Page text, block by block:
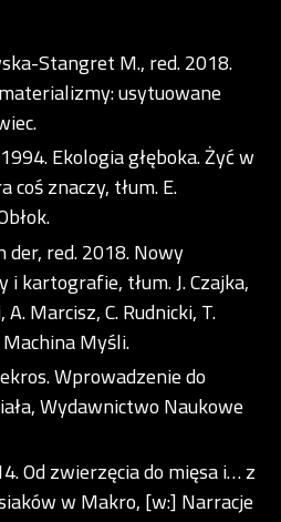
Stangret M., red. 2018.
usytuowane
Ekologia głęboka. Żyć w
znaczy, tłum. E.
der, red. 2018. Nowy
kartografie, tłum. J. Czajka,
Marcisz, C. Rudnicki, T.
Myśli.
Wprowadzenie do
Wydawnictwo Naukowe
Od zwierzęcia do mięsa i… z
w Makro, [w:] Narracje